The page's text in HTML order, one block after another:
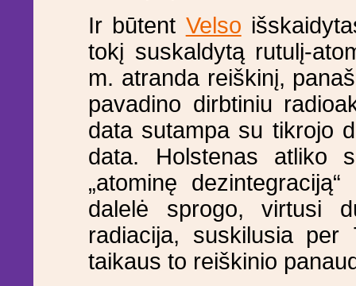
Ir būtent Velso
tokį suskaldytą rutulį-
m. atranda reiškinį,
pavadino dirbtiniu
data sutampa su tikrojo
data. Holstenas atliko
„atominę
dalelė sprogo, virtusi
radiacija, suskilusia
taikaus to reiškinio